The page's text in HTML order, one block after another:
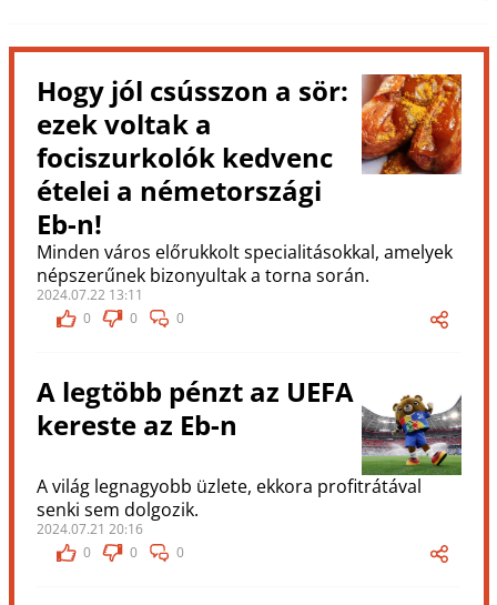
Hogy jól csússzon a sör:
ezek voltak a
fociszurkolók kedvenc
ételei a németországi
Eb-n!
Minden város előrukkolt specialitásokkal, amelyek
népszerűnek bizonyultak a torna során.
2024.07.22 13:11
0
0 0
A legtöbb pénzt az UEFA
kereste az Eb-n
A világ legnagyobb üzlete, ekkora profitrátával
senki sem dolgozik.
2024.07.21 20:16
0
0 0